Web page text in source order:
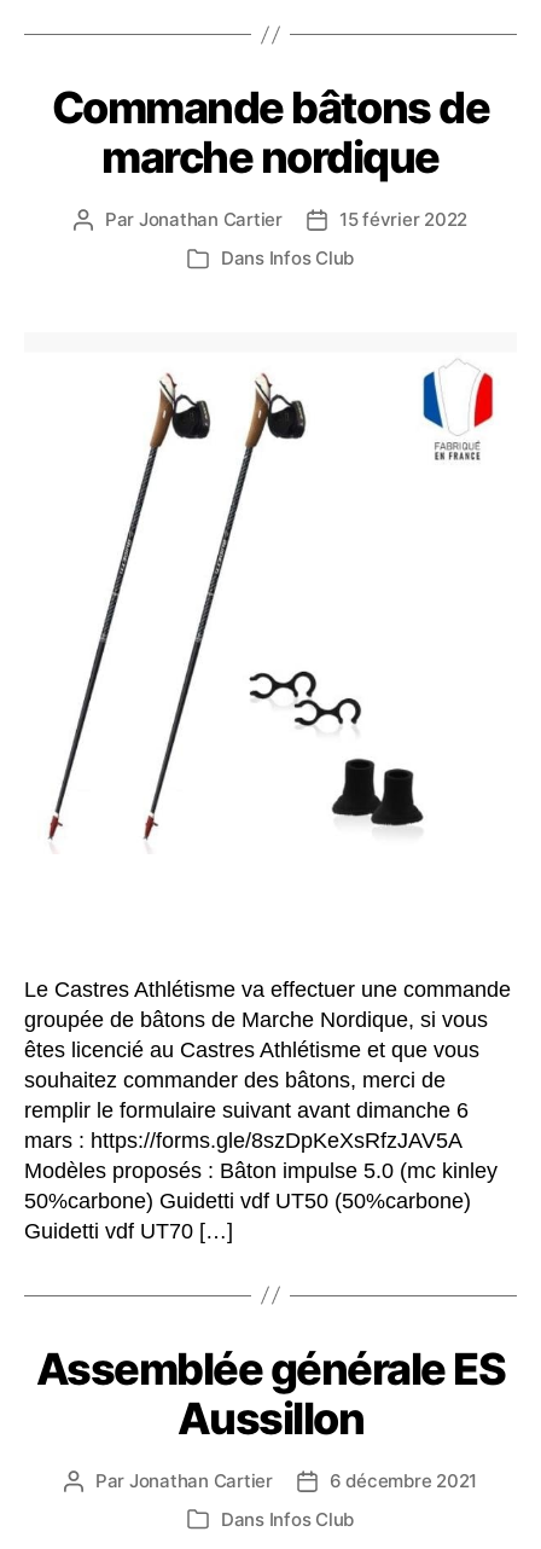
Commande bâtons de
marche nordique
Auteur
Par Jonathan Cartier
Date
de
15 février 2022
Catégories
Dans Infos Club
Le Castres Athlétisme va effectuer une commande
groupée de bâtons de Marche Nordique, si vous
êtes licencié au Castres Athlétisme et que vous
souhaitez commander des bâtons, merci de
remplir le formulaire suivant avant dimanche 6
mars : https://forms.gle/8szDpKeXsRfzJAV5A
Modèles proposés : Bâton impulse 5.0 (mc kinley
50%carbone) Guidetti vdf UT50 (50%carbone)
Guidetti vdf UT70 […]
Assemblée générale ES
Aussillon
Auteur
Par Jonathan Cartier
Date
de
6 décembre 2021
Catégories
Dans Infos Club